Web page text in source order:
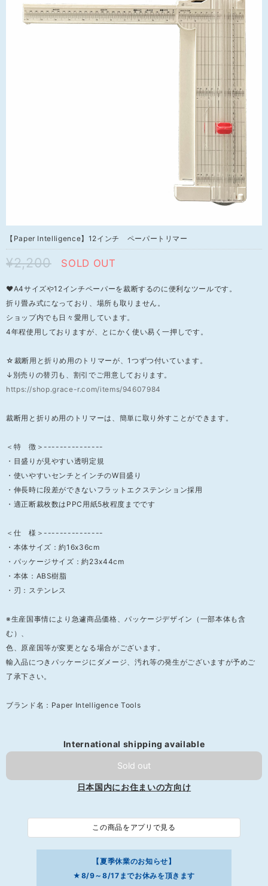
【Paper Intelligence】12インチ ペーパートリマー
¥2,200 SOLD OUT
❤A4サイズや12インチペーパーを裁断するのに便利なツールです。
折り畳み式になっており、場所も取りません。
ショップ内でも日々愛用しています。
4年程使用しておりますが、とにかく使い易く一押しです。
☆裁断用と折りめ用のトリマーが、1つずつ付いています。
↓別売りの替刃も、割引でご用意しております。
https://shop.grace-r.com/items/94607984
裁断用と折りめ用のトリマーは、簡単に取り外すことができます。
＜特 徴＞---------------
・目盛りが見やすい透明定規
・使いやすいセンチとインチのW目盛り
・伸長時に段差ができないフラットエクステンション採用
・適正断裁枚数はPPC用紙5枚程度までです
＜仕 様＞---------------
・本体サイズ：約16x36cm
・パッケージサイズ：約23x44cm
・本体：ABS樹脂
・刃：ステンレス
※生産国事情により急遽商品価格、パッケージデザイン（一部本体も含
む）、
色、原産国等が変更となる場合がございます。
輸入品につきパッケージにダメージ、汚れ等の発生がございますが予めご
了承下さい。
ブランド名：Paper Intelligence Tools
International shipping available
Sold out
日本国内にお住まいの方向け
この商品をアプリで見る
【夏季休業のお知らせ】
★8/9～8/17までお休みを頂きます